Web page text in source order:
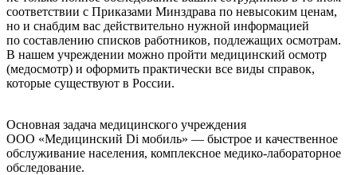
соответствии с Приказами Минздрава по невысоким ценам,
но и снабдим вас действительно нужной информацией
по составлению списков работников, подлежащих осмотрам.
В нашем учреждении можно пройти медицинский осмотр
(медосмотр) и оформить практически все виды справок,
которые существуют в России.
Основная задача медицинского учреждения
ООО «Медицинский Di мобиль» — быстрое и качественное
обслуживание населения, комплексное медико-лабораторное
обследование.